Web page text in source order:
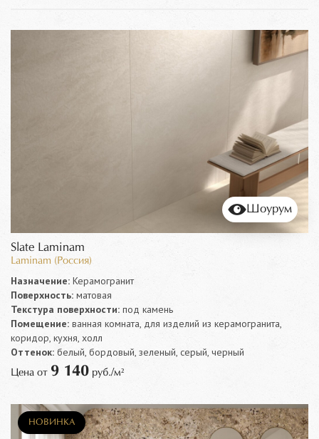
Шоурум
Slate Laminam
Laminam (Россия)
Назначение: Керамогранит
Поверхность: матовая
Текстура поверхности: под камень
Помещение: ванная комната, для изделий из керамогранита,
коридор, кухня, холл
Оттенок: белый, бордовый, зеленый, серый, черный
Цена от 9 140 руб./м²
НОВИНКА